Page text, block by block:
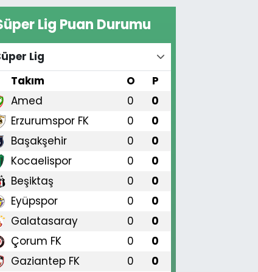
Lig Puan Durumu
Lig
Takım O P
Amed 0 0
Erzurumspor FK 0 0
Başakşehir 0 0
Kocaelispor 0 0
Beşiktaş 0 0
Eyüpspor 0 0
Galatasaray 0 0
Çorum FK 0 0
Gaziantep FK 0 0